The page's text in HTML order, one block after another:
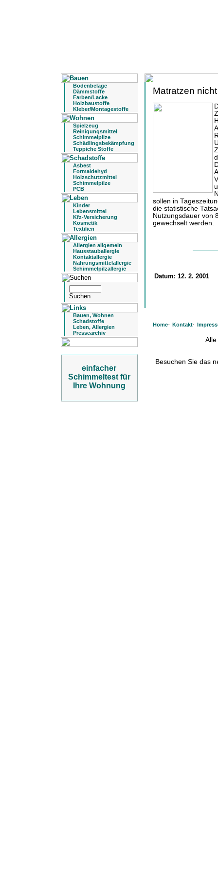
Bodenbeläge
Dämmstoffe
Farben/Lacke
Holzbaustoffe
Kleber/Montagestoffe
Spielzeug
Reinigungsmittel
Schimmelpilze
Schädlingsbekämpfung
Teppiche Stoffe
Asbest
Formaldehyd
Holzschutzmittel
Schimmelpilze
PCB
Kinder
Lebensmittel
Kfz-Versicherung
Kosmetik
Textilien
Allergien allgemein
Hausstauballergie
Kontaktallergie
Nahrungsmittelallergie
Schimmelpilzallergie
Bauen, Wohnen
Schadstoffe
Leben, Allergien
Pressearchiv
einfacher
Schimmeltest für
Ihre Wohnung
Matratzen
sollen in
die statistische
Nutzungsdauer von
gewechselt werden.
Datum: 12. 2. 2001
Home· Kontakt·
Besuchen Sie das